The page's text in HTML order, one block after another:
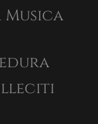
illeciti